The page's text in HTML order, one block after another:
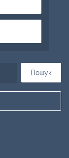
Пошук